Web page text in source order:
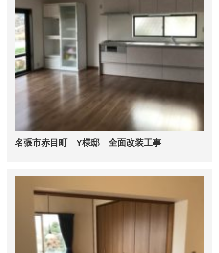
名張市赤目町 Y様邸 全面改装工事